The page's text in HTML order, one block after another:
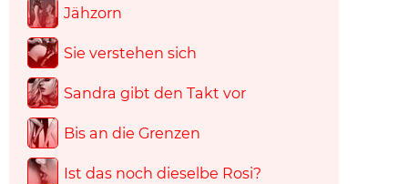
Jähzorn
Sie verstehen sich
Sandra gibt den Takt vor
Bis an die Grenzen
Ist das noch dieselbe Rosi?